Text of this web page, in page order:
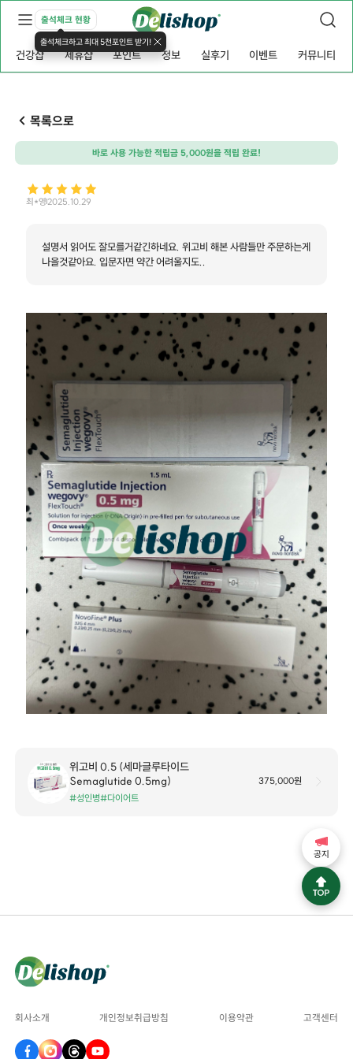
출석체크 현황
출석체크하고 최대 5천포인트 받기!
건강샵 제휴샵 포인트 정보 실후기 이벤트 커뮤니티
목록으로
바로 사용 가능한 적립금 5,000원을 적립 완료!
최*영2025.10.29
설명서 읽어도 잘모를거같긴하네요. 위고비 해본 사람들만 주문하는게
나을것같아요. 입문자면 약간 어려울지도..
위고비 0.5 (세마글루타이드
Semaglutide 0.5mg)
#성인병#다이어트
375,000원
회사소개 개인정보취급방침 이용약관 고객센터
공지